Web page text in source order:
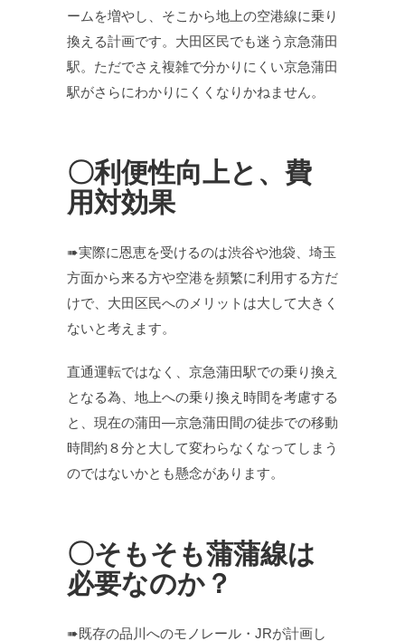
ームを増やし、そこから地上の空港線に乗り
換える計画です。大田区民でも迷う京急蒲田
駅。ただでさえ複雑で分かりにくい京急蒲田
駅がさらにわかりにくくなりかねません。
〇利便性向上と、費
用対効果
➠実際に恩恵を受けるのは渋谷や池袋、埼玉
方面から来る方や空港を頻繁に利用する方だ
けで、大田区民へのメリットは大して大きく
ないと考えます。
直通運転ではなく、京急蒲田駅での乗り換え
となる為、地上への乗り換え時間を考慮する
と、現在の蒲田―京急蒲田間の徒歩での移動
時間約８分と大して変わらなくなってしまう
のではないかとも懸念があります。
〇そもそも蒲蒲線は
必要なのか？
➠既存の品川へのモノレール・JRが計画し